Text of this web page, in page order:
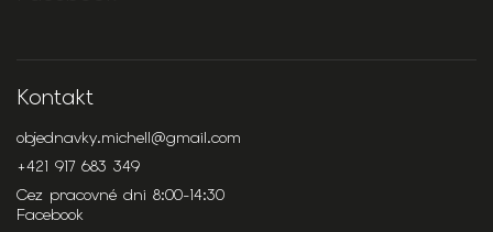
Kontakt
objednavky.michell@gmail.com
+421 917 683 349
Cez pracovné dni 8:00-14:30
Facebook